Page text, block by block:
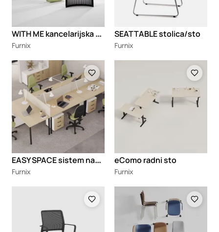
W
ITH ME kancelarijska stolica
Furnix
SEATTABLE stolica/sto
Furnix
Loading
E
ASY SPACE sistem nameštaja
Furnix
eComo radni sto
Furnix
Loading